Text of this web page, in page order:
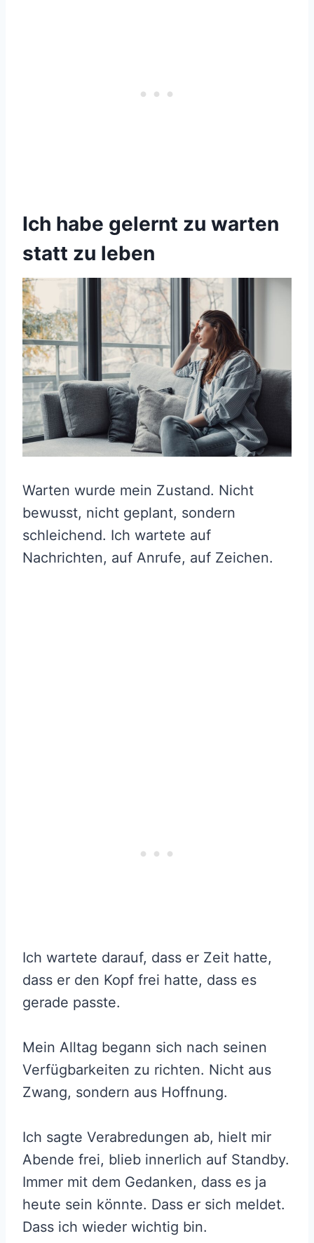
Ich habe gelernt zu warten
statt zu leben
Warten wurde mein Zustand. Nicht
bewusst, nicht geplant, sondern
schleichend. Ich wartete auf
Nachrichten, auf Anrufe, auf Zeichen.
Ich wartete darauf, dass er Zeit hatte,
dass er den Kopf frei hatte, dass es
gerade passte.
Mein Alltag begann sich nach seinen
Verfügbarkeiten zu richten. Nicht aus
Zwang, sondern aus Hoffnung.
Ich sagte Verabredungen ab, hielt mir
Abende frei, blieb innerlich auf Standby.
Immer mit dem Gedanken, dass es ja
heute sein könnte. Dass er sich meldet.
Dass ich wieder wichtig bin.